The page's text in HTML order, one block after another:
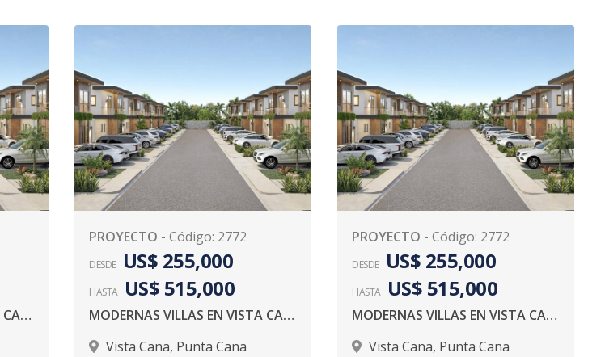
MODERNAS VILLAS EN VISTA CANA
PROYECTO - Código: 2772
DESDE US$ 255,000
HASTA US$ 515,000
MODERNAS VILLAS EN VISTA CANA
Vista Cana, Punta Cana
PROYECTO - Código: 2772
DESDE US$ 255,000
HASTA US$ 515,000
MODERNAS VILLAS EN VISTA CANA
Vista Cana, Punta Cana